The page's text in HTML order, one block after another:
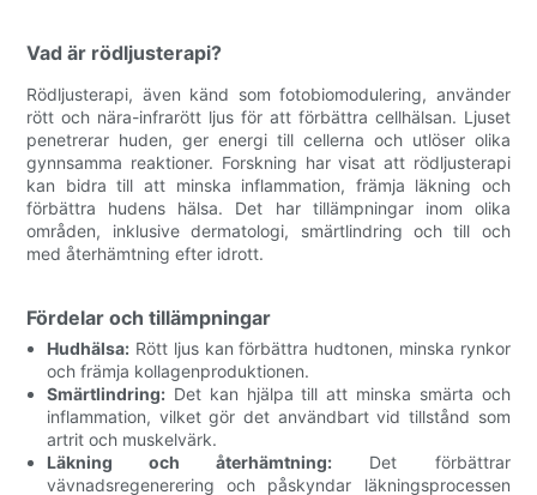
Vad är rödljusterapi?
Rödljusterapi, även känd som fotobiomodulering, använder
rött och nära-infrarött ljus för att förbättra cellhälsan. Ljuset
penetrerar huden, ger energi till cellerna och utlöser olika
gynnsamma reaktioner. Forskning har visat att rödljusterapi
kan bidra till att minska inflammation, främja läkning och
förbättra hudens hälsa. Det har tillämpningar inom olika
områden, inklusive dermatologi, smärtlindring och till och
med återhämtning efter idrott.
Fördelar och tillämpningar
Hudhälsa: Rött ljus kan förbättra hudtonen, minska rynkor
och främja kollagenproduktionen.
Smärtlindring: Det kan hjälpa till att minska smärta och
inflammation, vilket gör det användbart vid tillstånd som
artrit och muskelvärk.
Läkning och återhämtning: Det förbättrar
vävnadsregenerering och påskyndar läkningsprocessen